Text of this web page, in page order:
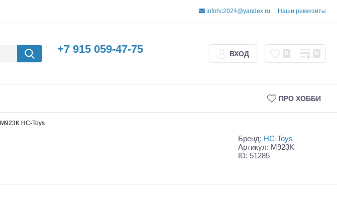
infohc2024@yandex.ru Наши реквизиты
+7 915 059-47-75 ВХОД 0 0
ПРО ХОББИ
с
Трофи Шорт-корсы
HC-Toys
Бренд: HC-Toys
Артикул: M923K
ID: 51285